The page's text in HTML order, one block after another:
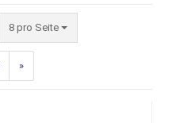
8 pro Seite
»